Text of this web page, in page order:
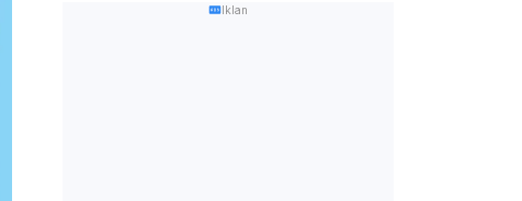
Iklan